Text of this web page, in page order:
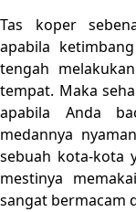
Tas koper
apabila
tengah
tempat. Maka
apabila Anda
medannya
sebuah kota-kota
mestinya
sangat bermacam